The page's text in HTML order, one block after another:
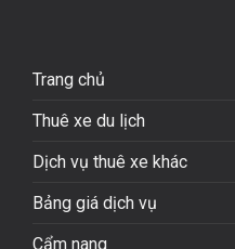
Trang chủ
Thuê xe du lịch
Dịch vụ thuê xe khác
Bảng giá dịch vụ
Cẩm nang